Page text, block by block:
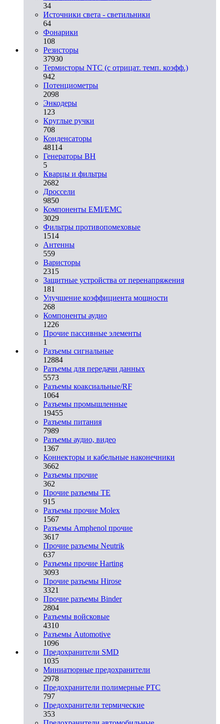
34
Источники света - светильники
64
Фонарики
108
Резисторы
37930
Термисторы NTC (с отрицат. темп. коэфф.)
942
Потенциометры
2098
Энкодеры
123
Круглые ручки
708
Конденсаторы
48114
Генераторы ВН
5
Кварцы и фильтры
2682
Дроссели
9850
Компоненты EMI/EMC
3029
Фильтры противопомеховые
1514
Антенны
559
Варисторы
2315
Защитные устройства от перенапряжения
181
Улучшение коэффициента мощности
268
Компоненты аудио
1226
Прочие пассивные элементы
1
Разъeмы сигнальные
12884
Разъeмы для передачи данных
5573
Разъeмы коаксиальные/RF
1064
Разъeмы промышленные
19455
Разъeмы питания
7989
Разъeмы аудио, видео
1367
Коннекторы и кабельные наконечники
3662
Разъeмы прочие
362
Прочие разъемы TE
915
Разъемы прочие Molex
1567
Разъемы Amphenol прочие
3617
Прочие разъемы Neutrik
637
Разъемы прочие Harting
3093
Прочие разъемы Hirose
3321
Прочие разъемы Binder
2804
Разъемы войсковые
4310
Разъeмы Automotive
1096
Предохранители SMD
1035
Миниатюрные предохранители
2978
Предохранители полимерные PTC
797
Предохранители термические
353